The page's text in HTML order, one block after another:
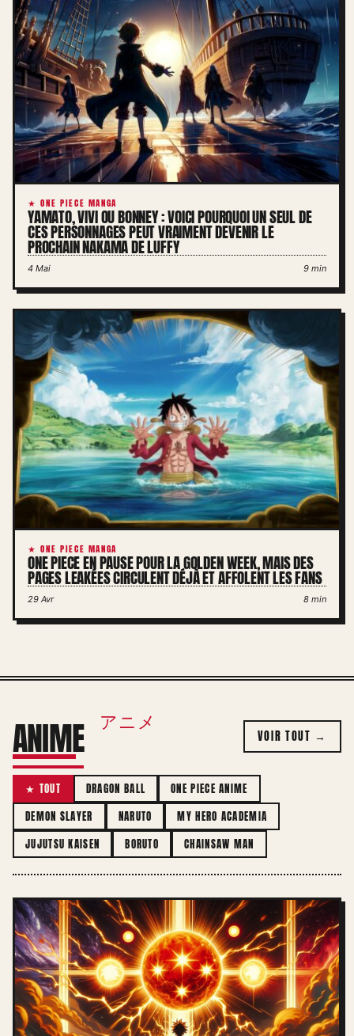
★ ONE PIECE MANGA
YAMATO, VIVI OU BONNEY : VOICI POURQUOI UN SEUL DE
CES PERSONNAGES PEUT VRAIMENT DEVENIR LE
PROCHAIN NAKAMA DE LUFFY
4 Mai 9 min
★ ONE PIECE MANGA
ONE PIECE EN PAUSE POUR LA GOLDEN WEEK, MAIS DES
PAGES LEAKÉES CIRCULENT DÉJÀ ET AFFOLENT LES FANS
29 Avr 8 min
ANIME アニメ
VOIR TOUT →
★ TOUT DRAGON BALL
ONE PIECE ANIME
DEMON SLAYER
NARUTO
MY HERO ACADEMIA
JUJUTSU KAISEN
BORUTO CHAINSAW MAN